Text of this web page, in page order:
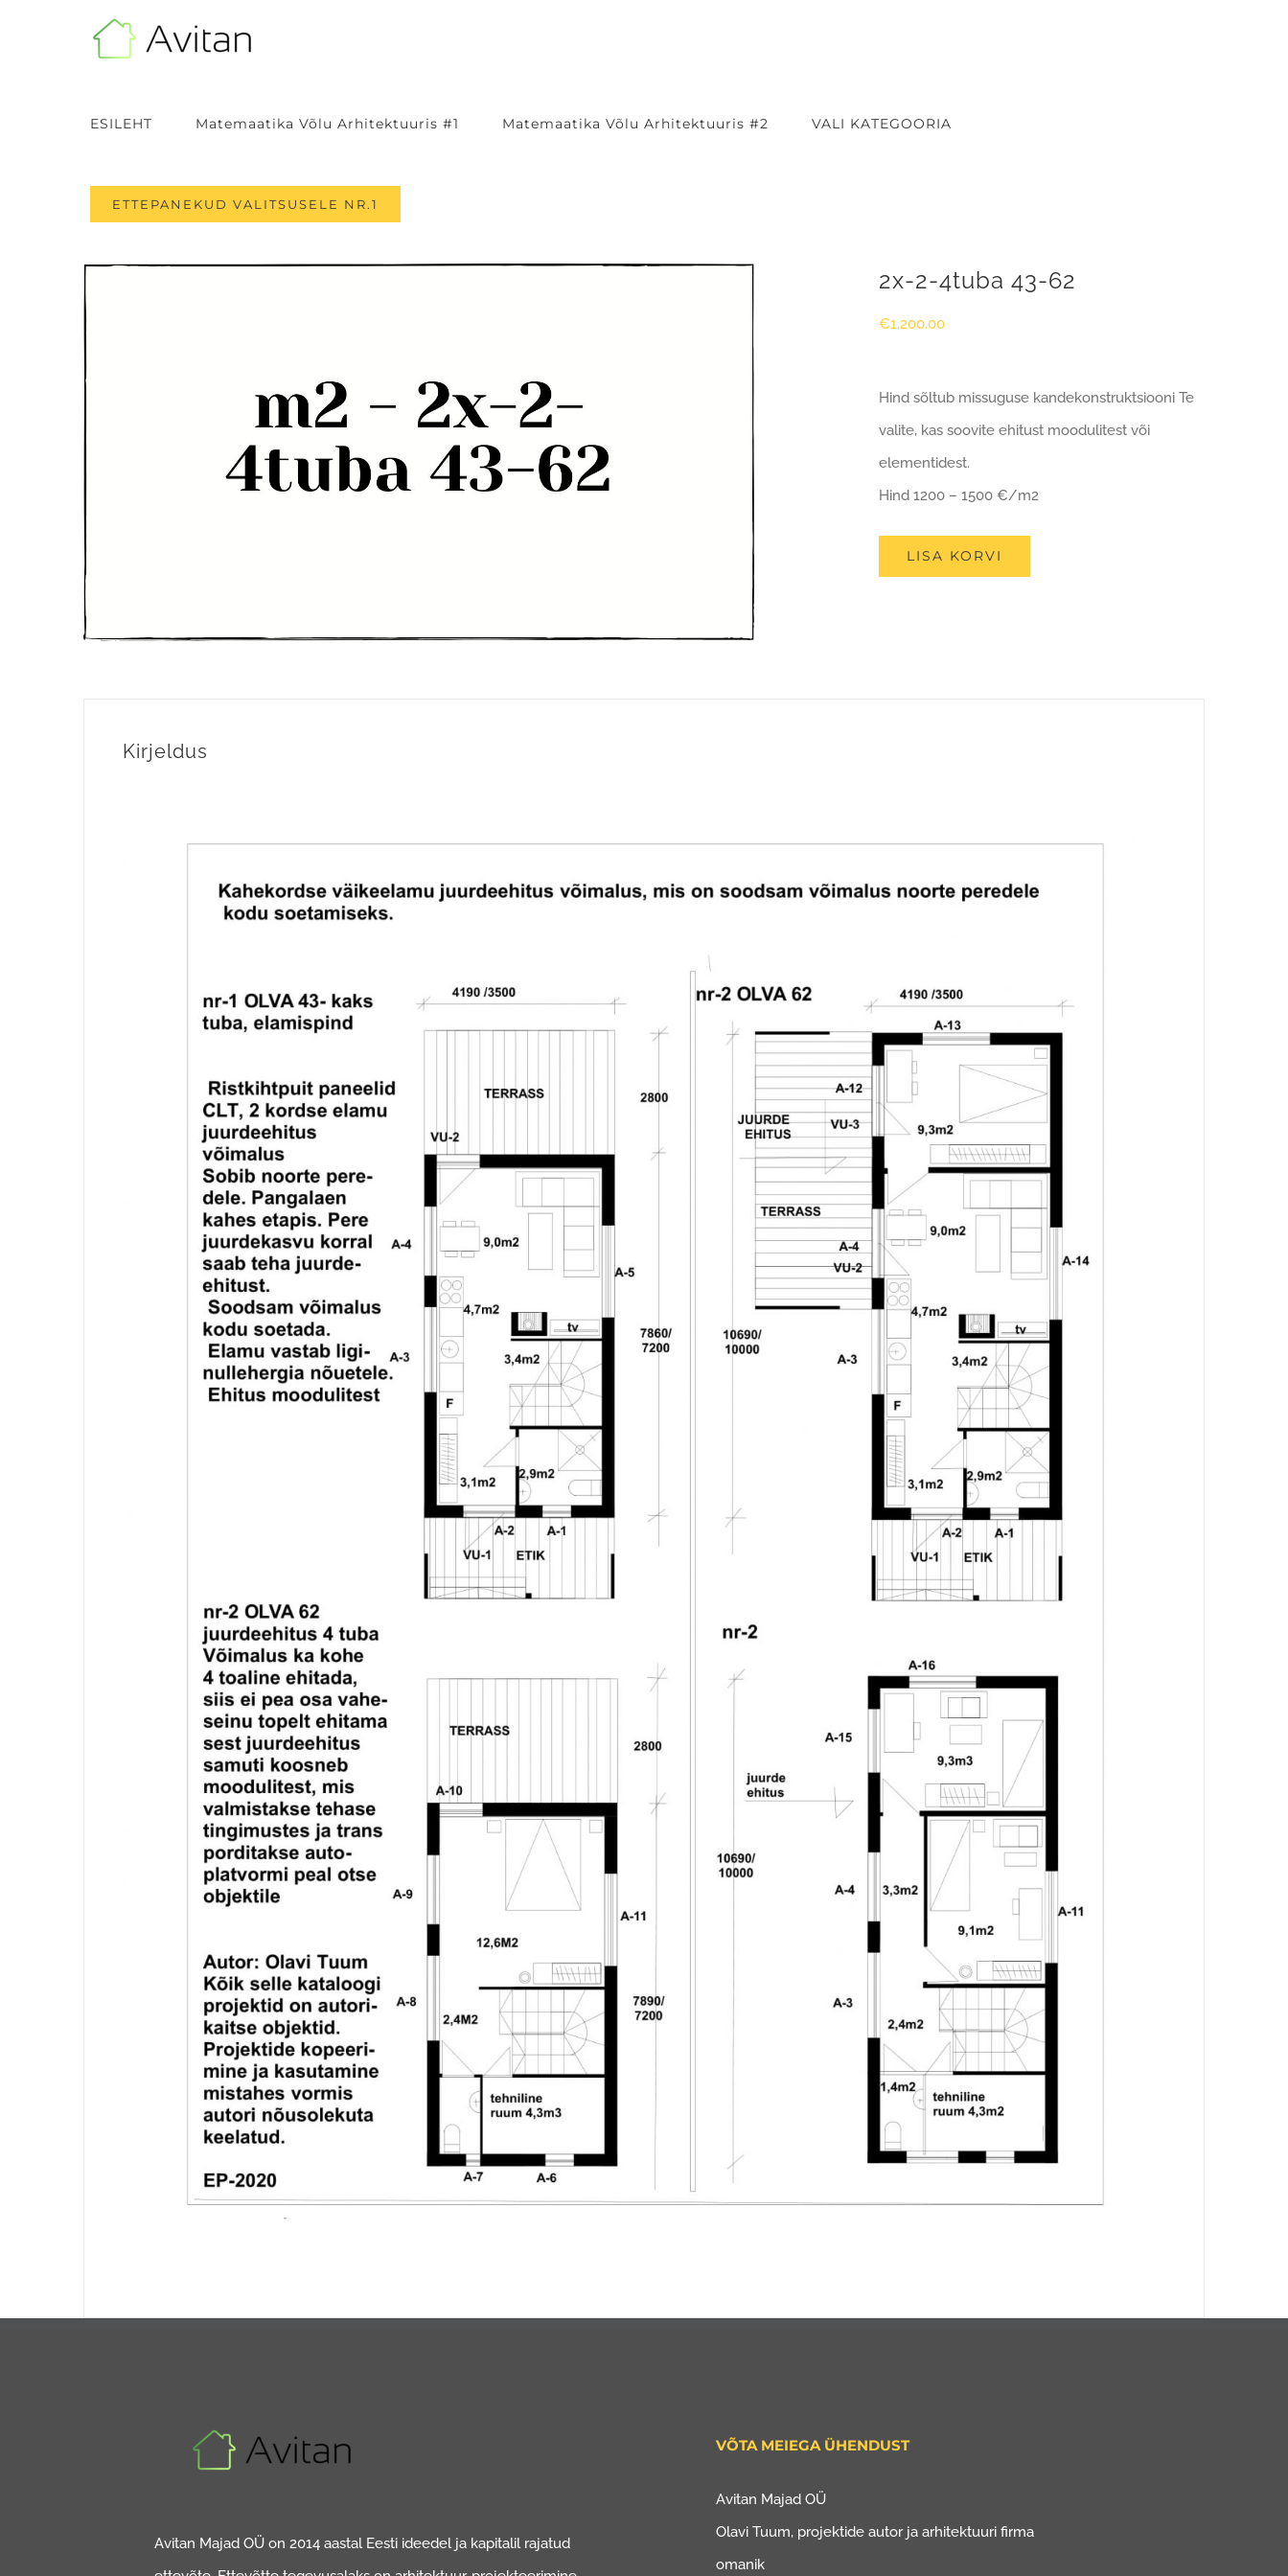
ESILEHT Matemaatika Võlu Arhitektuuris #1 Matemaatika Võlu Arhitektuuris #2 VALI KATEGOORIA
ETTEPANEKUD VALITSUSELE NR.1
2x-2-4tuba 43-62
€1,200.00
Hind sõltub missuguse kandekonstruktsiooni Te
valite, kas soovite ehitust moodulitest või
elementidest.
Hind 1200 – 1500 €/m2
LISA KORVI
Kirjeldus
Avitan Majad OÜ on 2014 aastal Eesti ideedel ja kapitalil rajatud
VÕTA MEIEGA ÜHENDUST
Avitan Majad OÜ
Olavi Tuum, projektide autor ja arhitektuuri firma
omanik